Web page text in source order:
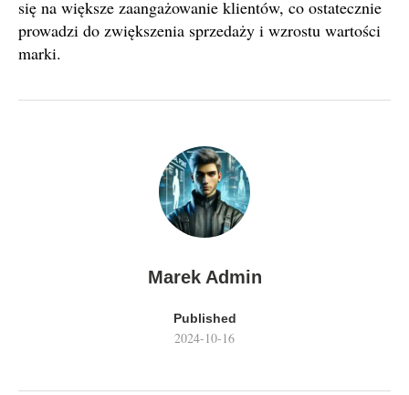
się na większe zaangażowanie klientów, co ostatecznie
prowadzi do zwiększenia sprzedaży i wzrostu wartości
marki.
Marek Admin
Published
2024-10-16